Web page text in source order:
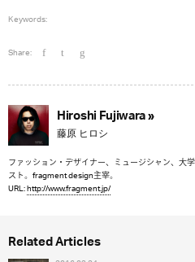
Keywords:
Share:
Hiroshi Fujiwara »
藤原 ヒロシ
ファッション・デザイナー、ミュージシャン、大
スト。fragment design主宰。
URL:http://www.fragment.jp/
Related Articles